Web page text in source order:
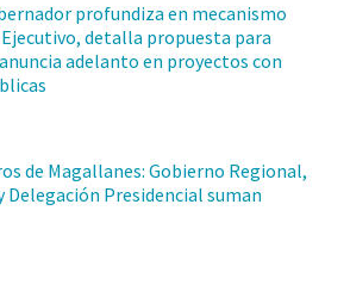
profundiza en mecanismo
Ejecutivo, detalla propuesta para
adelanto en proyectos con
de Magallanes: Gobierno Regional,
Presidencial suman